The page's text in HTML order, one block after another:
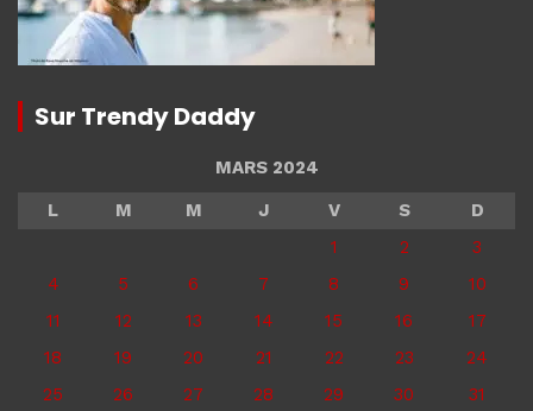
Sur Trendy Daddy
MARS 2024
L
M M J V S
D
1
2
3
4
5 6 7 8 9
10
11
12 13 14 15 16
17
18
19 20 21 22 23
24
25
26 27 28 29 30
31